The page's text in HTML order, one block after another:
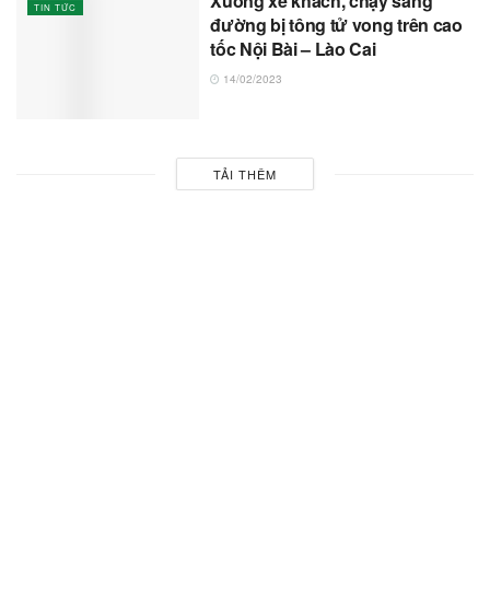
TIN TỨC
đường bị tông tử vong trên cao
tốc Nội Bài – Lào Cai
14/02/2023
TẢI THÊM